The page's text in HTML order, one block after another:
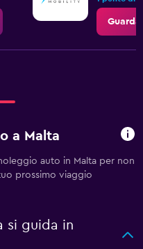
a Malta
auto in Malta per non
prossimo viaggio
si guida in